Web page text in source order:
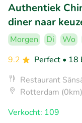
Authentiek
diner naar
Morgen Di Wo
9.2
Perfect • 18
Restaurant
Rotterdam (0km)
Verkocht: 109